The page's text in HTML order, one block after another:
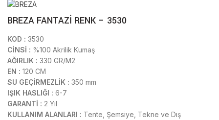
BREZA FANTAZİ RENK – 3530
KOD : 3530
CİNSİ : %100 Akrilik Kumaş
AĞIRLIK : 330 GR/M2
EN : 120 CM
SU GEÇİRMEZLİK : 350 mm
IŞIK HASLIĞI : 6-7
GARANTİ : 2 Yıl
KULLANIM ALANLARI : Tente, Şemsiye, Tekne ve Dış